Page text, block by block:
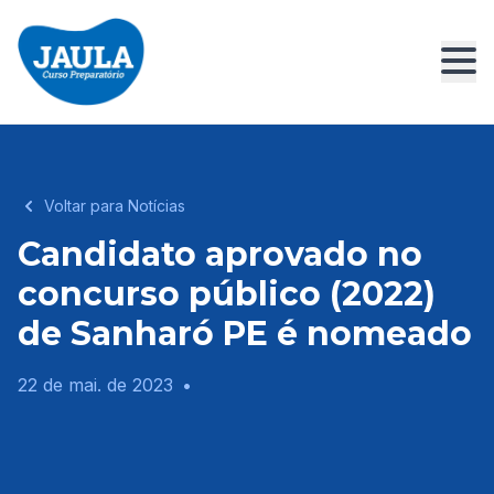
Voltar para Notícias
Candidato aprovado no
concurso público (2022)
de Sanharó PE é nomeado
22 de mai. de 2023 •